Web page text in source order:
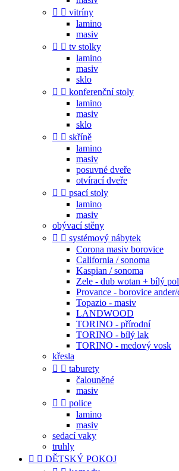
  vitríny
lamino
masiv
  tv stolky
lamino
masiv
sklo
  konferenční stoly
lamino
masiv
sklo
  skříně
lamino
masiv
posuvné dveře
otvírací dveře
  psací stoly
lamino
masiv
obývací stěny
  systémový nábytek
Corona masiv borovice
California / sonoma
Kaspian / sonoma
Zele - dub wotan + bílý
Provance - borovice
Topazio - masiv
LANDWOOD
TORINO - přírodní
TORINO - bílý lak
TORINO - medový vosk
křesla
  taburety
čalouněné
masiv
  police
lamino
masiv
sedací vaky
truhly
  DĚTSKÝ POKOJ